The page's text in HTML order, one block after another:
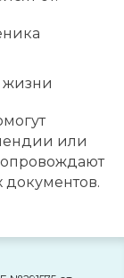
жизни
или
документов.